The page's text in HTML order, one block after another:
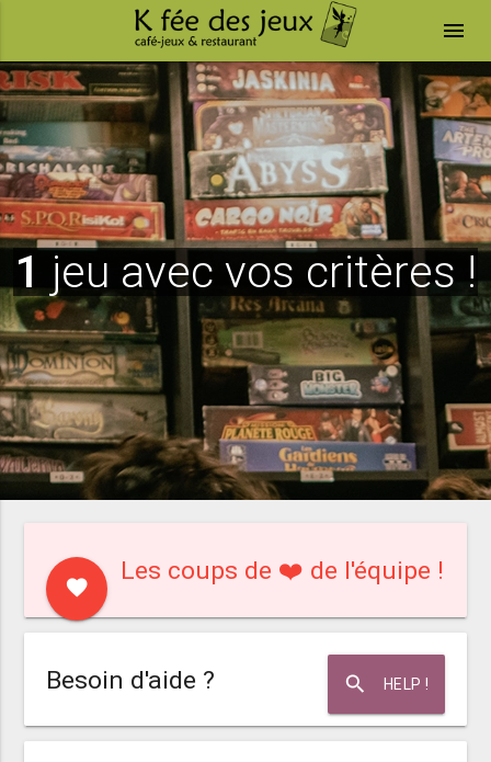
menu
1 jeu avec vos critères !
favorite
Les coups de ❤️ de l'équipe !
search HELP !
Besoin d'aide ?